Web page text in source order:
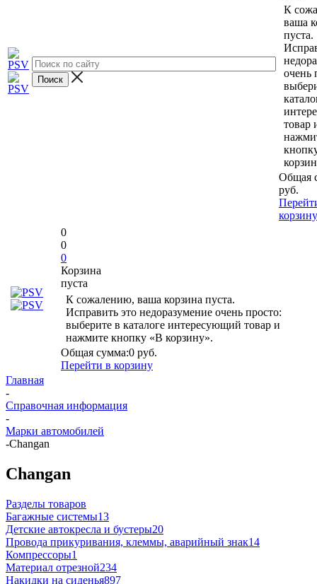
К
ваша
пуста.
очень
товар
Общая
руб.
корзину
0
0
0
Корзина
пуста
К сожалению, ваша корзина пуста.
Исправить это недоразумение очень просто:
выберите в каталоге интересующий товар и
нажмите кнопку «В корзину».
Общая сумма:0 руб.
Перейти в корзину
Главная
-
Справочная информация
-
Марки автомобилей
-Changan
Changan
Разделы товаров
Багажные системы13
Детские автокресла и бустеры20
Провода прикуривания, клеммы, аварийный знак14
Компрессоры1
Материал отрезной234
Накидки на сиденья897